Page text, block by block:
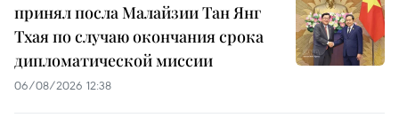
принял посла Малайзии Тан Янг
Тхая по случаю окончания срока
дипломатической миссии
06/08/2026 12:38